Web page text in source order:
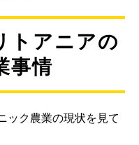
トアニアの
事情
ック農業の現状を見て